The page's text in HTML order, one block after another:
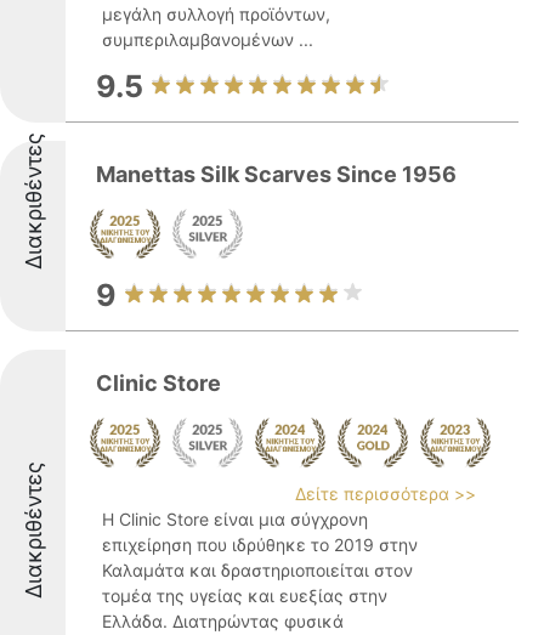
μεγάλη συλλογή προϊόντων,
συμπεριλαμβανομένων ...
9.5
Διακριθέντες Manettas Silk Scarves Since 1956
9
Διακριθέντες
Clinic Store
Δείτε περισσότερα >>
Η Clinic Store είναι μια σύγχρονη
επιχείρηση που ιδρύθηκε το 2019 στην
Καλαμάτα και δραστηριοποιείται στον
τομέα της υγείας και ευεξίας στην
Ελλάδα. Διατηρώντας φυσικά